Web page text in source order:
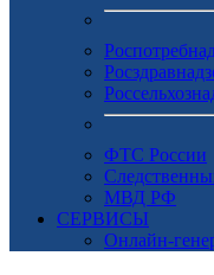
ФТС России
МВД РФ
СЕРВИСЫ
Онлайн-